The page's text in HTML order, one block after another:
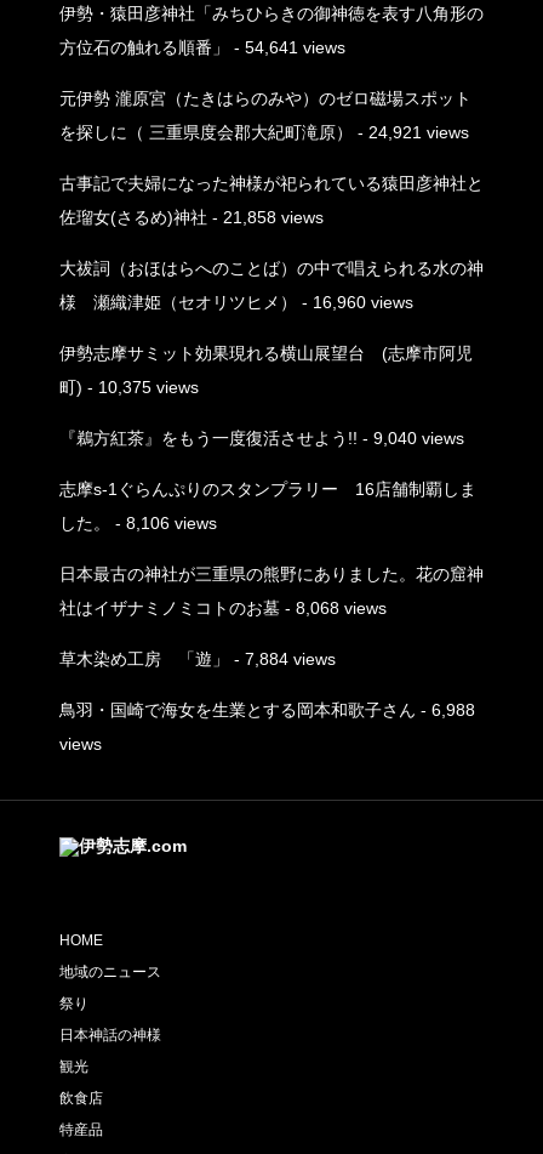
伊勢・猿田彦神社「みちひらきの御神徳を表す八角形の
方位石の触れる順番」
- 54,641 views
元伊勢 瀧原宮（たきはらのみや）のゼロ磁場スポット
を探しに（ 三重県度会郡大紀町滝原）
- 24,921 views
古事記で夫婦になった神様が祀られている猿田彦神社と
佐瑠女(さるめ)神社 - 21,858 views
大祓詞（おほはらへのことば）の中で唱えられる水の神
様 瀬織津姫（セオリツヒメ）
- 16,960 views
伊勢志摩サミット効果現れる横山展望台 (志摩市阿児
町) - 10,375 views
『鵜方紅茶』をもう一度復活させよう!! - 9,040 views
志摩s-1ぐらんぷりのスタンプラリー 16店舗制覇しま
した。
- 8,106 views
日本最古の神社が三重県の熊野にありました。花の窟神
社はイザナミノミコトのお墓 - 8,068 views
草木染め工房 「遊」 - 7,884 views
鳥羽・国崎で海女を生業とする岡本和歌子さん - 6,988
views
HOME
地域のニュース
祭り
日本神話の神様
観光
飲食店
特産品